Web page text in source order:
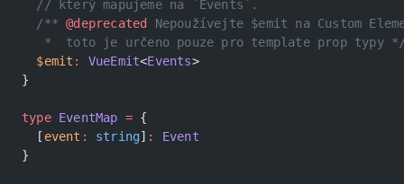
  // který mapujeme na `Events`.
  /**
@deprecated
Nepoužívejte $emit na Custom
*  toto je určeno pouze pro template prop typy
  $emit
: VueEmit<Events>
}
type EventMap = {
  [
event : string] :
Event
}